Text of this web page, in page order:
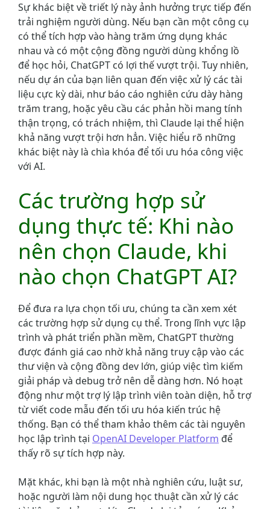
Sự khác biệt về triết lý này ảnh hưởng trực tiếp đến
trải nghiệm người dùng. Nếu bạn cần một công cụ
có thể tích hợp vào hàng trăm ứng dụng khác
nhau và có một cộng đồng người dùng khổng lồ
để học hỏi, ChatGPT có lợi thế vượt trội. Tuy nhiên,
nếu dự án của bạn liên quan đến việc xử lý các tài
liệu cực kỳ dài, như báo cáo nghiên cứu dày hàng
trăm trang, hoặc yêu cầu các phản hồi mang tính
thận trọng, có trách nhiệm, thì Claude lại thể hiện
khả năng vượt trội hơn hẳn. Việc hiểu rõ những
khác biệt này là chìa khóa để tối ưu hóa công việc
với AI.
Các trường hợp sử
dụng thực tế: Khi nào
nên chọn Claude, khi
nào chọn ChatGPT AI?
Để đưa ra lựa chọn tối ưu, chúng ta cần xem xét
các trường hợp sử dụng cụ thể. Trong lĩnh vực lập
trình và phát triển phần mềm, ChatGPT thường
được đánh giá cao nhờ khả năng truy cập vào các
thư viện và cộng đồng dev lớn, giúp việc tìm kiếm
giải pháp và debug trở nên dễ dàng hơn. Nó hoạt
động như một trợ lý lập trình viên toàn diện, hỗ trợ
từ viết code mẫu đến tối ưu hóa kiến trúc hệ
thống. Bạn có thể tham khảo thêm các tài nguyên
học lập trình tại OpenAI Developer Platform để
thấy rõ sự tích hợp này.
Mặt khác, khi bạn là một nhà nghiên cứu, luật sư,
hoặc người làm nội dung học thuật cần xử lý các